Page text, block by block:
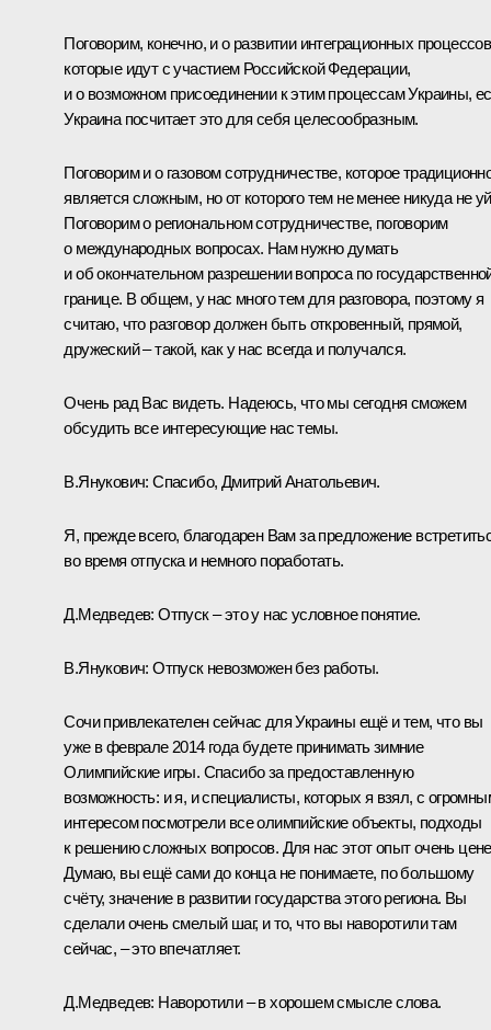
Поговорим, конечно, и о развитии интеграционных
которые идут с участием Российской Федерации,
и о возможном присоединении к этим процессам Украины,
Украина посчитает это для себя целесообразным.
Поговорим и о газовом сотрудничестве, которое
является сложным, но от которого тем не менее никуда не
Поговорим о региональном сотрудничестве, поговорим
о международных вопросах. Нам нужно думать
и об окончательном разрешении вопроса по
границе. В общем, у нас много тем для разговора, поэтому я
считаю, что разговор должен быть откровенный, прямой,
дружеский – такой, как у нас всегда и получался.
Очень рад Вас видеть. Надеюсь, что мы сегодня сможем
обсудить все интересующие нас темы.
В.Янукович: Спасибо, Дмитрий Анатольевич.
Я, прежде всего, благодарен Вам за предложение
во время отпуска и немного поработать.
Д.Медведев: Отпуск – это у нас условное понятие.
В.Янукович: Отпуск невозможен без работы.
Сочи привлекателен сейчас для Украины ещё и тем, что вы
уже в феврале 2014 года будете принимать зимние
Олимпийские игры. Спасибо за предоставленную
возможность: и я, и специалисты, которых я взял, с
интересом посмотрели все олимпийские объекты, подходы
к решению сложных вопросов. Для нас этот опыт очень
Думаю, вы ещё сами до конца не понимаете, по большому
счёту, значение в развитии государства этого региона. Вы
сделали очень смелый шаг, и то, что вы наворотили там
сейчас, – это впечатляет.
Д.Медведев: Наворотили – в хорошем смысле слова.